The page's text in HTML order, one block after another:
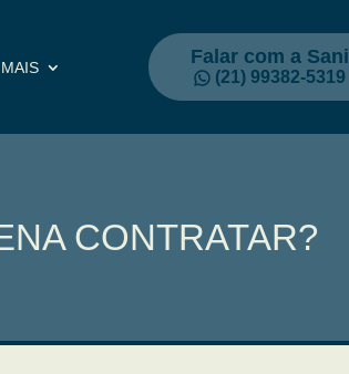
Falar com a Sani
(21) 99382-5319
CONTRATAR?